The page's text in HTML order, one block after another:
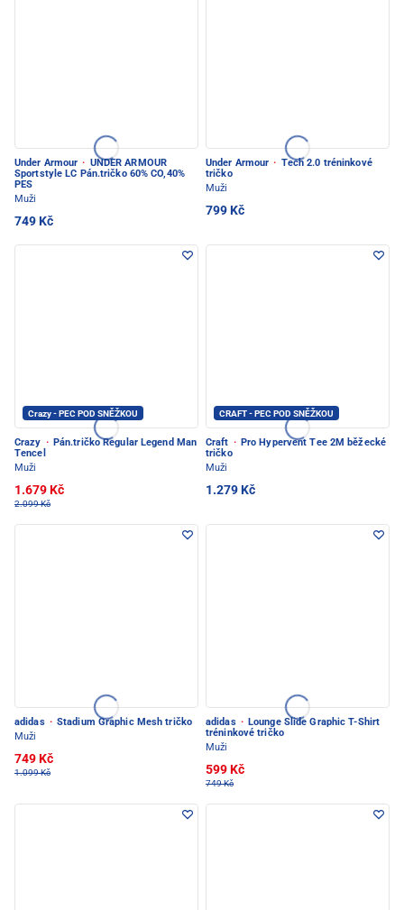
Under Armour · UNDER ARMOUR
Sportstyle LC Pán.tričko 60% CO,40%
PES
Muži
749 Kč
Under Armour · Tech 2.0 tréninkové
tričko
Muži
799 Kč
Crazy - PEC POD SNĚŽKOU
Crazy · Pán.tričko Regular Legend Man
Tencel
Muži
1.679 Kč
2.099 Kč
CRAFT - PEC POD SNĚŽKOU
Craft · Pro Hypervent Tee 2M běžecké
tričko
Muži
1.279 Kč
adidas · Stadium Graphic Mesh tričko
Muži
749 Kč
1.099 Kč
adidas · Lounge Slide Graphic T-Shirt
tréninkové tričko
Muži
599 Kč
749 Kč